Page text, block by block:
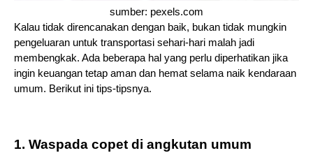
sumber: pexels.com
Kalau tidak direncanakan dengan baik, bukan tidak mungkin
pengeluaran untuk transportasi sehari-hari malah jadi
membengkak. Ada beberapa hal yang perlu diperhatikan jika
ingin keuangan tetap aman dan hemat selama naik kendaraan
umum. Berikut ini tips-tipsnya.
1. Waspada copet di angkutan umum